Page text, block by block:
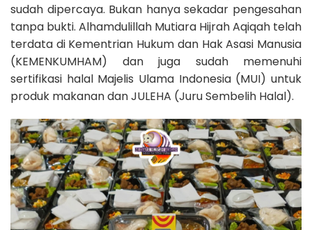
sudah dipercaya. Bukan hanya sekadar pengesahan
tanpa bukti. Alhamdulillah Mutiara Hijrah Aqiqah telah
terdata di Kementrian Hukum dan Hak Asasi Manusia
(KEMENKUMHAM) dan juga sudah memenuhi
sertifikasi halal Majelis Ulama Indonesia (MUI) untuk
produk makanan dan JULEHA (Juru Sembelih Halal).